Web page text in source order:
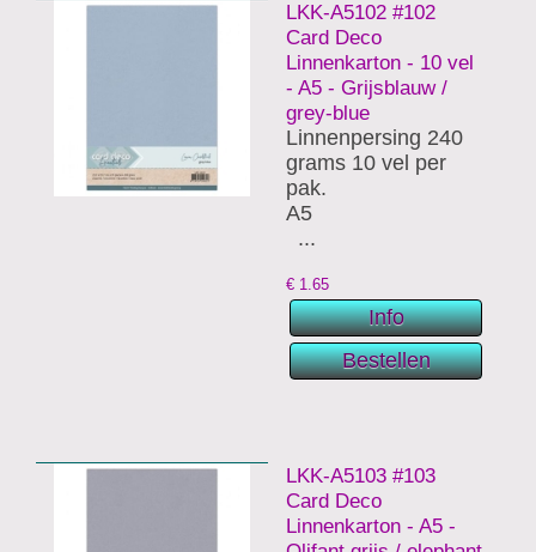
LKK-A5102 #102
Card Deco
Linnenkarton - 10 vel
- A5 - Grijsblauw /
grey-blue
Linnenpersing 240
grams 10 vel per
pak.
A5
...
€ 1.65
LKK-A5103 #103
Card Deco
Linnenkarton - A5 -